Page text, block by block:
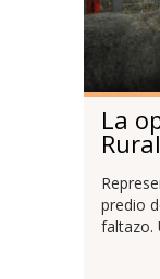
La
Rural
predio
faltazo.